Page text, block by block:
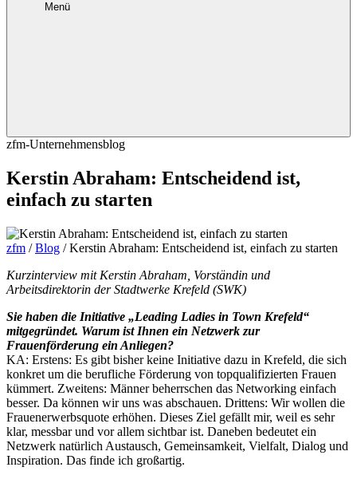
Menü
zfm-Unternehmensblog
Kerstin Abraham: Entscheidend ist,
einfach zu starten
zfm /Blog /Kerstin Abraham: Entscheidend ist, einfach zu starten
Kurzinterview mit Kerstin Abraham, Vorständin und
Arbeitsdirektorin der Stadtwerke Krefeld (SWK)
Sie haben die Initiative „Leading Ladies in Town Krefeld“
mitgegründet. Warum ist Ihnen ein Netzwerk zur
Frauenförderung ein Anliegen?
KA: Erstens: Es gibt bisher keine Initiative dazu in Krefeld, die sich
konkret um die berufliche Förderung von topqualifizierten Frauen
kümmert. Zweitens: Männer beherrschen das Networking einfach
besser. Da können wir uns was abschauen. Drittens: Wir wollen die
Frauenerwerbsquote erhöhen. Dieses Ziel gefällt mir, weil es sehr
klar, messbar und vor allem sichtbar ist. Daneben bedeutet ein
Netzwerk natürlich Austausch, Gemeinsamkeit, Vielfalt, Dialog und
Inspiration. Das finde ich großartig.